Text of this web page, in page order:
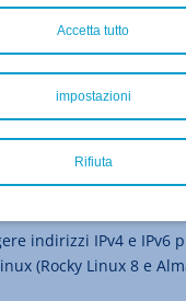
10,11 e 12)
un indirizzo IPv4 e/o
Linux (CentOS
un indirizzo IPv4 e/o
Linux (CentOS
indirizzi IPv4 e IPv6
indirizzi IPv4 e IPv6
(Rocky Linux 8 e
Accetta tutto
Rifiuta
impostazioni